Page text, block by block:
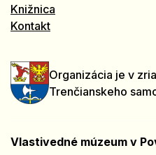
Knižnica
Kontakt
Organizácia je v
Trenčianskeho
Vlastivedné múzeum v